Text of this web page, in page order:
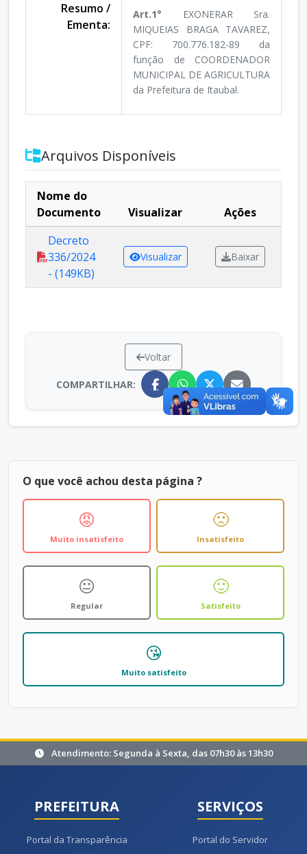
Resumo /
Ementa:
Art.1° EXONERAR Sra.
MIQUEIAS BRAGA TAVAREZ,
CPF: 700.776.182-89 da
função de COORDENADOR
MUNICIPAL DE AGRICULTURA
da Prefeitura de Itaubal.
Arquivos Disponíveis
Nome do
Documento
Visualizar
Ações
Decreto
336/2024
- (149KB)
Visualizar Baixar
Voltar
COMPARTILHAR:
O que você achou desta página ?
😡
Muito insatisfeito
🙁
Insatisfeito
😐
Regular
🙂
Satisfeito
😘
Muito satisfeito
Atendimento: Segunda à Sexta, das 07h30 às 13h30
PREFEITURA
Portal da Transparência
SERVIÇOS
Portal do Servidor